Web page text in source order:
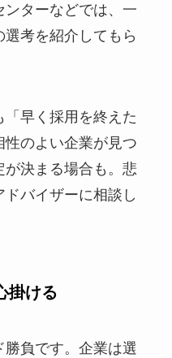
ンターなどでは、一
考を紹介してもら
早く採用を終えた
のよい企業が見つ
決まる場合も。悲
バイザーに相談し
掛ける
負です。企業は選